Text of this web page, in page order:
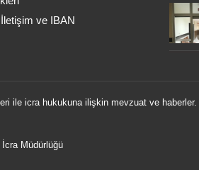
ve IBAN
ile icra hukukuna ilişkin mevzuat ve
İcra Müdürlüğü